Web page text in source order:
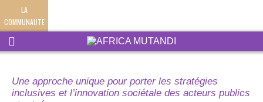
LA
COMMUNAUTE
Une approche unique pour porter les stratégies
inclusives et l’innovation sociétale des acteurs publics